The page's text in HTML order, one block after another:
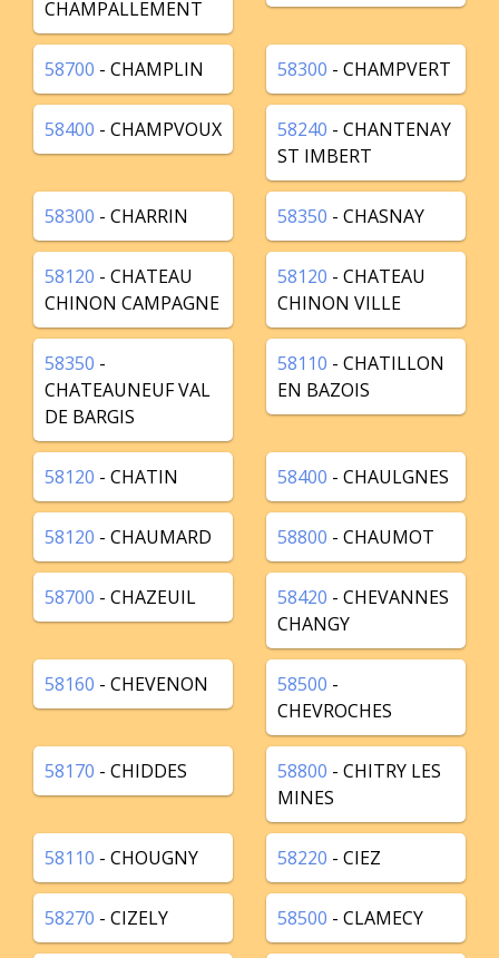
CHAMPALLEMENT
58700 - CHAMPLIN 58300 - CHAMPVERT
58400 - CHAMPVOUX 58240 - CHANTENAY
ST IMBERT
58300 - CHARRIN 58350 - CHASNAY
58120 - CHATEAU
CHINON CAMPAGNE
58120 - CHATEAU
CHINON VILLE
58350 -
CHATEAUNEUF VAL
DE BARGIS
58110 - CHATILLON
EN BAZOIS
58120 - CHATIN 58400 - CHAULGNES
58120 - CHAUMARD 58800 - CHAUMOT
58700 - CHAZEUIL 58420 - CHEVANNES
CHANGY
58160 - CHEVENON 58500 -
CHEVROCHES
58170 - CHIDDES 58800 - CHITRY LES
MINES
58110 - CHOUGNY 58220 - CIEZ
58270 - CIZELY 58500 - CLAMECY